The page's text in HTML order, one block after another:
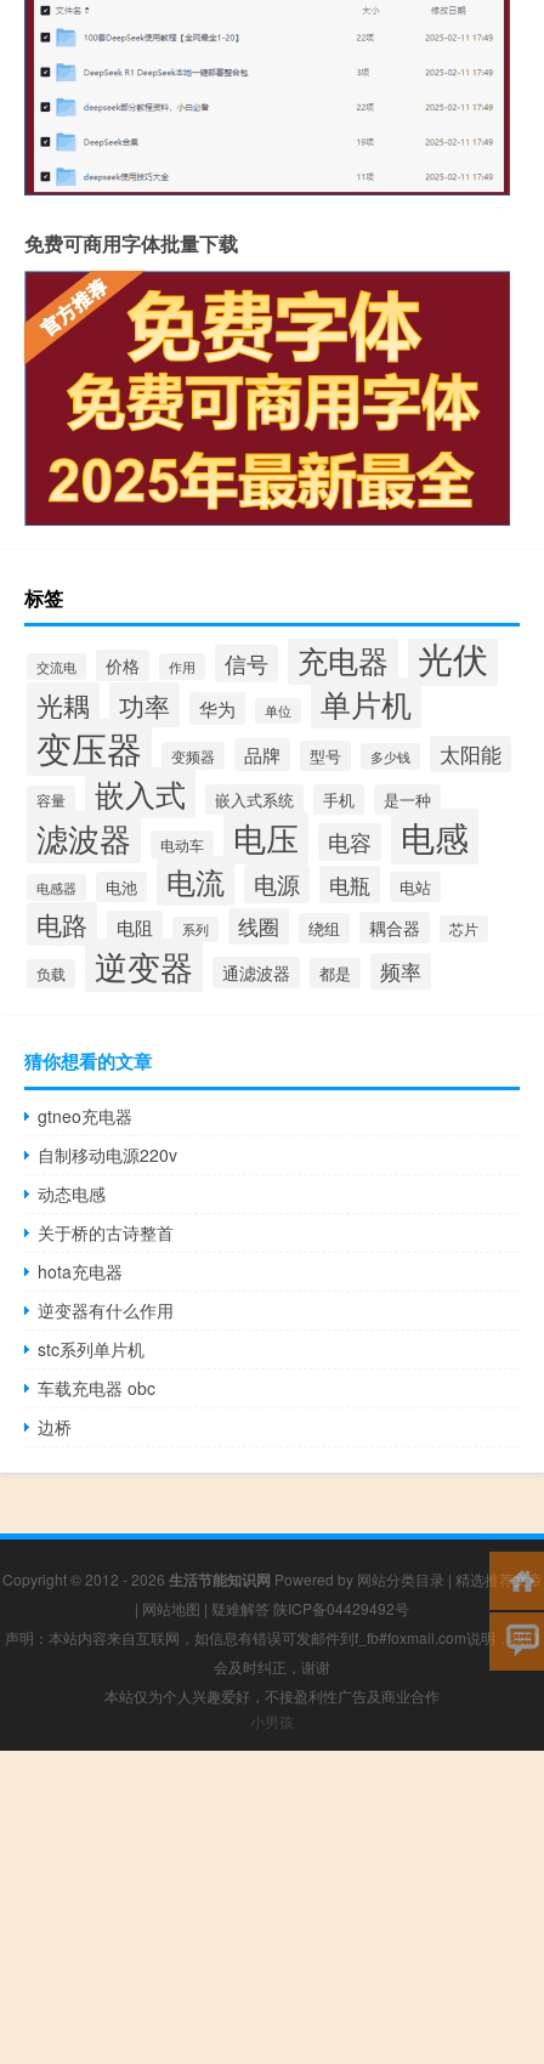
免费可商用字体批量下载
标签
交流电 价格 作用 信号 充电器 光伏
光耦 功率 华为 单位 单片机
变压器 变频器 品牌 型号 多少钱 太阳能
容量 嵌入式 嵌入式系统 手机 是一种
滤波器 电动车 电压 电容 电感
电感器 电池 电流 电源 电瓶 电站
电路 电阻 系列 线圈 绕组 耦合器 芯片
负载 逆变器 通滤波器 都是 频率
猜你想看的文章
gtneo充电器
自制移动电源220v
动态电感
关于桥的古诗整首
hota充电器
逆变器有什么作用
stc系列单片机
车载充电器 obc
边桥
Copyright © 2012 - 2026 生活节能知识网 Powered by 网站分类目录 | 精选推荐文章
| 网站地图 | 疑难解答 陕ICP备04429492号
声明：本站内容来自互联网，如信息有错误可发邮件到f_fb#foxmail.com说明，我们
会及时纠正，谢谢
本站仅为个人兴趣爱好，不接盈利性广告及商业合作
小男孩